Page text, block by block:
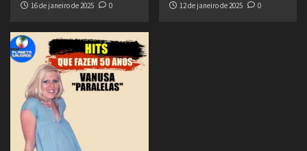
16 de janeiro de 2025
0
12 de janeiro de 2025
0